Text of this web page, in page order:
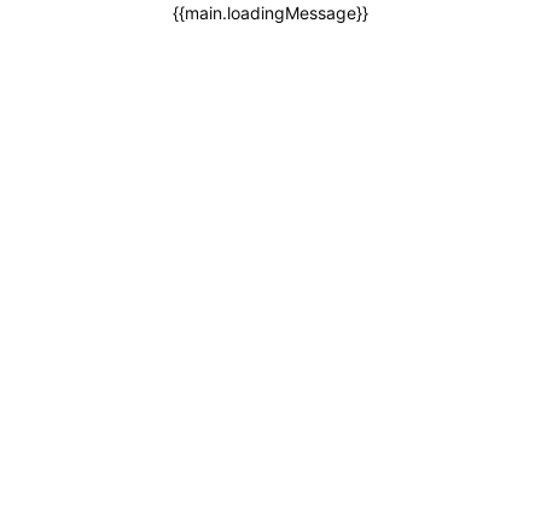
{{main.loadingMessage}}